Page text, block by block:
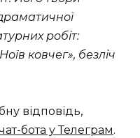
робіт:
ковчег», безліч
відповідь,
бота у Телеграм.